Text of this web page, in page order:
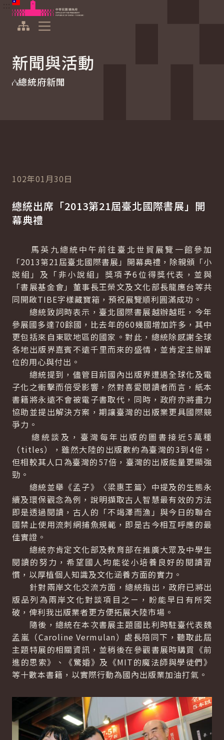
跳到主要內容
中華民國總統府
新聞與活動
總統府新聞
102年01月30日
總統出席「2013第21屆臺北國際書展」開
幕典禮
馬英九總統中午前往臺北世貿展覽一館參加
「2013第21屆臺北國際書展」開幕典禮，除親頒「小
說組」及「非小說組」獎項予6位得獎代表，並與
「書展基金會」董事長王榮文及文化部長龍應台等共
同開啟TIBE字樣藏寶箱，預祝展覽順利圓滿成功。
總統致詞時表示，臺北國際書展越辦越旺，今年
參展國多達70餘國，比去年的60幾國增加許多，其中
更包括來自東歐地區的國家。對此，總統除感謝全球
各地出版界嘉賓不遠千里而來的盛情，並肯定主辦單
位的用心與付出。
總統提到，儘管目前國內出版界遭遇全球化及電
子化之衝擊而倍受影響，然對喜愛閱讀者而言，紙本
書籍將永遠不會被電子書取代，同時，政府亦將盡力
協助並提出解決方案，期讓臺灣的出版業更具國際競
爭力。
總統談及，臺灣每年出版的圖書接近5萬種
（titles），雖然大陸的出版數約為臺灣的3到4倍，
但相較其人口為臺灣的57倍，臺灣的出版能量更顯強
勁。
總統並舉《孟子》〈梁惠王篇〉中提及的生態永
續及環保觀念為例，說明擷取古人智慧最有效的方法
即是透過閱讀，古人的「不竭澤而漁」與今日的聯合
國禁止使用流刺網捕魚規範，即是古今相互呼應的最
佳實證。
總統亦肯定文化部及教育部在推廣大眾及中學生
閱讀的努力，希望國人均能從小培養良好的閱讀習
慣，以厚植個人知識及文化涵養方面的實力。
針對兩岸文化交流方面，總統指出，政府已將出
版品列為兩岸文化對談項目之ㄧ，盼能早日有所突
破，俾利我出版業者更方便拓展大陸市場。
隨後，總統在本次書展主題國比利時駐臺代表魏
孟嵐（Caroline Vermulan）處長陪同下，聽取此屆
主題特展的相關資訊，並稍後在參觀書展時購買《前
進的思索》、《驚婚》及《MIT的魔法師與學徒們》
等十數本書籍，以實際行動為國內出版業加油打氣。